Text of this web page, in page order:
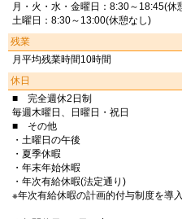
月・火・水・金曜日：8:30～18:45(
土曜日：8:30～13:00(休憩なし)
残業
月平均残業時間10時間
休日
■ 完全週休2日制
毎週木曜日、日曜日・祝日
■ その他
・土曜日の午後
・夏季休暇
・年末年始休暇
・年次有給休暇(法定通り)
※年次有給休暇の計画的付与制度を導